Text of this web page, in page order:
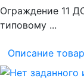
Ограждение 11
типовому ...
Описание